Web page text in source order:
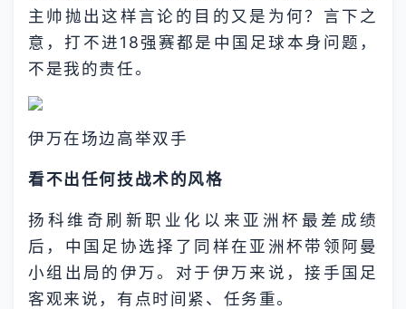
主帅抛出这样言论的目的又是为何？言下之
意，打不进18强赛都是中国足球本身问题，
不是我的责任。
伊万在场边高举双手
看不出任何技战术的风格
扬科维奇刷新职业化以来亚洲杯最差成绩
后，中国足协选择了同样在亚洲杯带领阿曼
小组出局的伊万。对于伊万来说，接手国足
客观来说，有点时间紧、任务重。